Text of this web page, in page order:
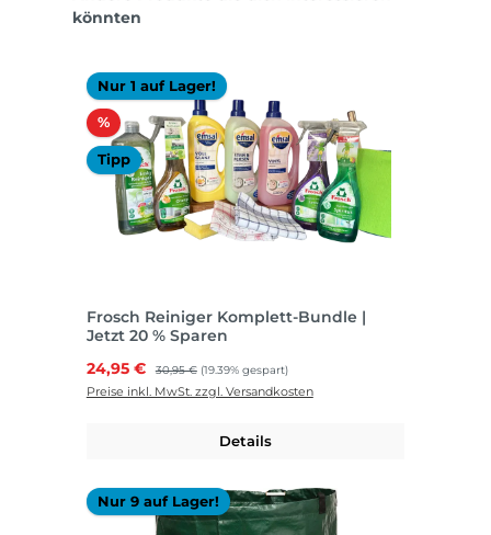
könnten
Nur 1 auf Lager!
%Rabatt
Tipp
Frosch Reiniger Komplett-Bundle |
Jetzt 20 % Sparen
Verkaufspreis:
24,95 € Regulärer Preis:
30,95 € (19.39% gespart)
Preise inkl. MwSt. zzgl. Versandkosten
Details
Nur 9 auf Lager!